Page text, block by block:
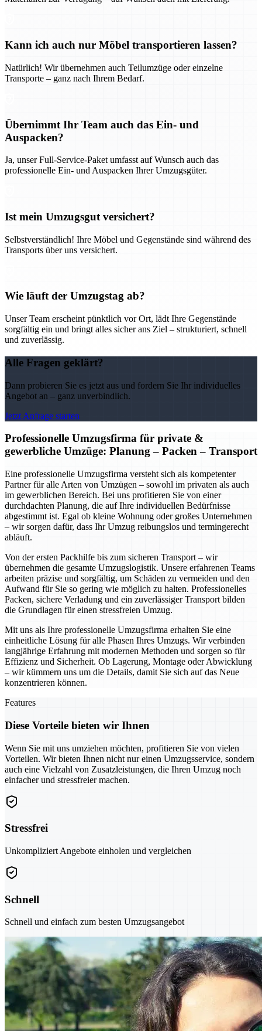
Kann ich auch nur Möbel transportieren lassen?
Natürlich! Wir übernehmen auch Teilumzüge oder einzelne
Transporte – ganz nach Ihrem Bedarf.
Übernimmt Ihr Team auch das Ein- und
Auspacken?
Ja, unser Full-Service-Paket umfasst auf Wunsch auch das
professionelle Ein- und Auspacken Ihrer Umzugsgüter.
Ist mein Umzugsgut versichert?
Selbstverständlich! Ihre Möbel und Gegenstände sind während des
Transports über uns versichert.
Wie läuft der Umzugstag ab?
Unser Team erscheint pünktlich vor Ort, lädt Ihre Gegenstände
sorgfältig ein und bringt alles sicher ans Ziel – strukturiert, schnell
und zuverlässig.
Alle Fragen geklärt?
Dann probieren Sie es jetzt aus und fordern Sie Ihr individuelles
Angebot an – ganz unverbindlich.
Jetzt Anfrage starten
Professionelle Umzugsfirma für private &
gewerbliche Umzüge: Planung – Packen – Transport
Eine professionelle Umzugsfirma versteht sich als kompetenter
Partner für alle Arten von Umzügen – sowohl im privaten als auch
im gewerblichen Bereich. Bei uns profitieren Sie von einer
durchdachten Planung, die auf Ihre individuellen Bedürfnisse
abgestimmt ist. Egal ob kleine Wohnung oder großes Unternehmen
– wir sorgen dafür, dass Ihr Umzug reibungslos und termingerecht
abläuft.
Von der ersten Packhilfe bis zum sicheren Transport – wir
übernehmen die gesamte Umzugslogistik. Unsere erfahrenen Teams
arbeiten präzise und sorgfältig, um Schäden zu vermeiden und den
Aufwand für Sie so gering wie möglich zu halten. Professionelles
Packen, sichere Verladung und ein zuverlässiger Transport bilden
die Grundlagen für einen stressfreien Umzug.
Mit uns als Ihre professionelle Umzugsfirma erhalten Sie eine
einheitliche Lösung für alle Phasen Ihres Umzugs. Wir verbinden
langjährige Erfahrung mit modernen Methoden und sorgen so für
Effizienz und Sicherheit. Ob Lagerung, Montage oder Abwicklung
– wir kümmern uns um die Details, damit Sie sich auf das Neue
konzentrieren können.
Features
Diese Vorteile bieten wir Ihnen
Wenn Sie mit uns umziehen möchten, profitieren Sie von vielen
Vorteilen. Wir bieten Ihnen nicht nur einen Umzugsservice, sondern
auch eine Vielzahl von Zusatzleistungen, die Ihren Umzug noch
einfacher und stressfreier machen.
Stressfrei
Unkompliziert Angebote einholen und vergleichen
Schnell
Schnell und einfach zum besten Umzugsangebot